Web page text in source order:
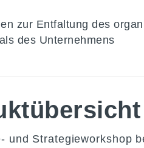
zur Entfaltung des
des Unternehmens
und Strategieworkshop